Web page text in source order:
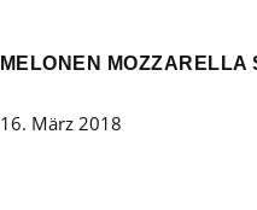
MELONEN
16. März 2018